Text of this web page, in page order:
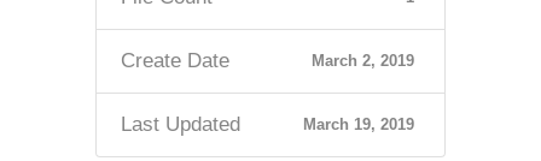
Create Date March 2, 2019
Last Updated March 19, 2019